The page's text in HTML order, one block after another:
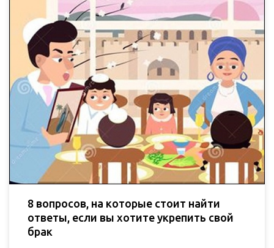
8 вопросов, на которые стоит найти
ответы, если вы хотите укрепить свой
брак